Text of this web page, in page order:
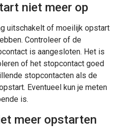
niet meer op
uitschakelt of moeilijk opstart
Controleer of de
is aangesloten. Het is
of het stopcontact goed
stopcontacten als de
Eventueel kun je meten
is.
meer opstarten